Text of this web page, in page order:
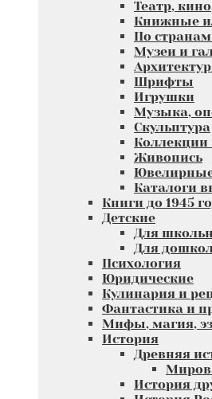
Театр,
Книжные
По
Музеи и
Шрифты
Игрушки
Музыка,
Скульптура
Живопись
Ювелирные
Каталоги
Книги до 1945
Детские
Для
Для
Психология
Юридические
Кулинария и
Фантастика и
Мифы, магия,
История
Древняя
История